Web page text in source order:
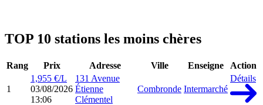
TOP 10 stations les moins chères
Rang Prix Adresse Ville Enseigne Action
1
1,955 €/L
03/08/2026
13:06
131 Avenue
Étienne
Clémentel
Combronde Intermarché
Détails